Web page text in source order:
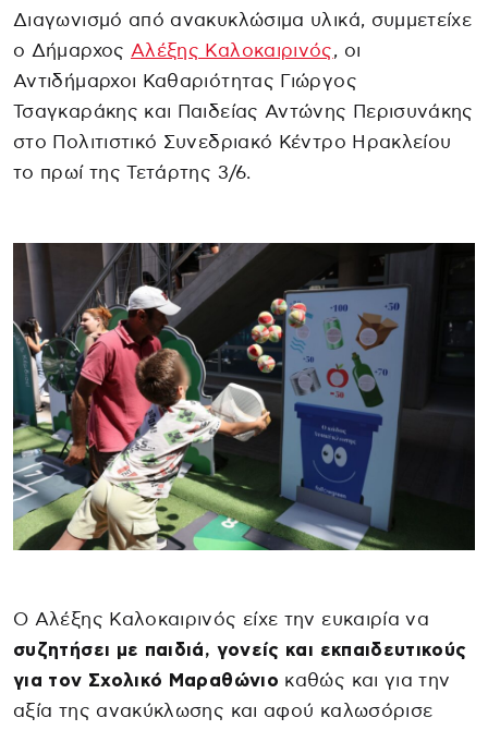
Διαγωνισμό από ανακυκλώσιμα υλικά, συμμετείχε
ο Δήμαρχος Αλέξης Καλοκαιρινός, οι
Αντιδήμαρχοι Καθαριότητας Γιώργος
Τσαγκαράκης και Παιδείας Αντώνης Περισυνάκης
στο Πολιτιστικό Συνεδριακό Κέντρο Ηρακλείου
το πρωί της Τετάρτης 3/6.
Ο Αλέξης Καλοκαιρινός είχε την ευκαιρία να
συζητήσει με παιδιά, γονείς και εκπαιδευτικούς
για τον Σχολικό Μαραθώνιο καθώς και για την
αξία της ανακύκλωσης και αφού καλωσόρισε